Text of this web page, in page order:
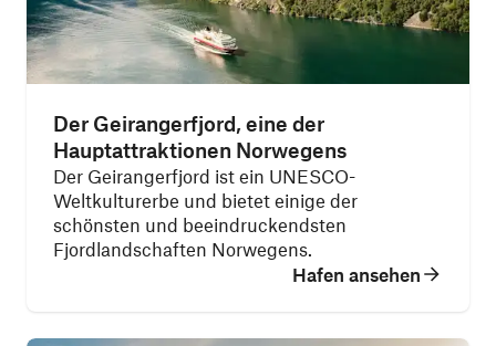
Der Geirangerfjord, eine der
Hauptattraktionen Norwegens
Der Geirangerfjord ist ein UNESCO-
Weltkulturerbe und bietet einige der
schönsten und beeindruckendsten
Fjordlandschaften Norwegens.
Hafen ansehen